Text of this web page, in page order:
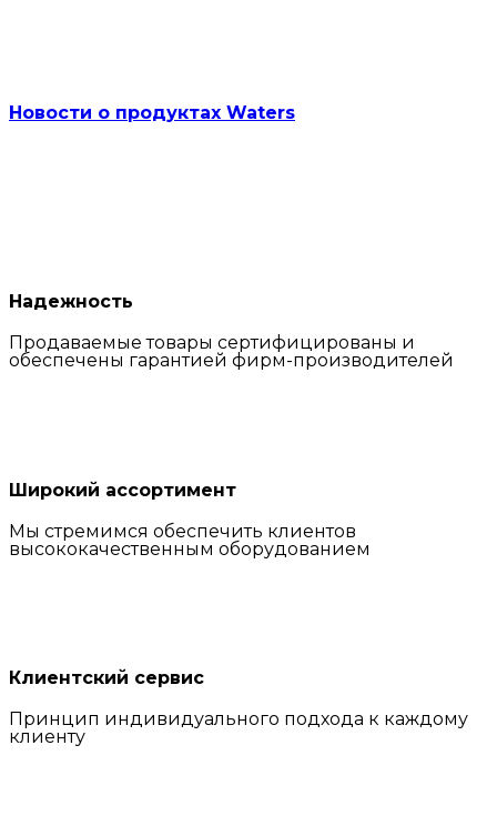
Новости о продуктах Waters
Надежность
Продаваемые товары сертифицированы и
обеспечены гарантией фирм-производителей
Широкий ассортимент
Мы стремимся обеспечить клиентов
высококачественным оборудованием
Клиентский сервис
Принцип индивидуального подхода к каждому
клиенту